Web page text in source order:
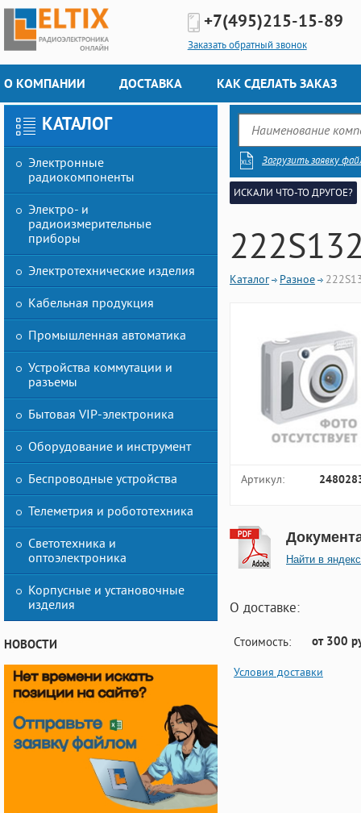
+7(495)215-15-89
Заказать обратный звонок
О КОМПАНИИ ДОСТАВКА КАК СДЕЛАТЬ ЗАКАЗ
КАТАЛОГ
Электронные
радиокомпоненты
Электро- и
радиоизмерительные
приборы
Электротехнические изделия
Кабельная продукция
Промышленная автоматика
Устройства коммутации и
разъемы
Бытовая VIP-электроника
Оборудование и инструмент
Беспроводные устройства
Телеметрия и робототехника
Светотехника и
оптоэлектроника
Корпусные и установочные
изделия
НОВОСТИ
Загрузить заявку
ИСКАЛИ ЧТО-ТО ДРУГОЕ?
Каталог Разное
Артикул:
Найти в яндекс
О доставке:
Стоимость: от 300
Условия доставки